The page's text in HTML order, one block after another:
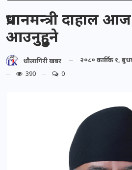
प्रधानमन्त्री दाहाल
आउनुुहुुने
धौलागिरी खबर २०८० कार्तिक १,
390
0